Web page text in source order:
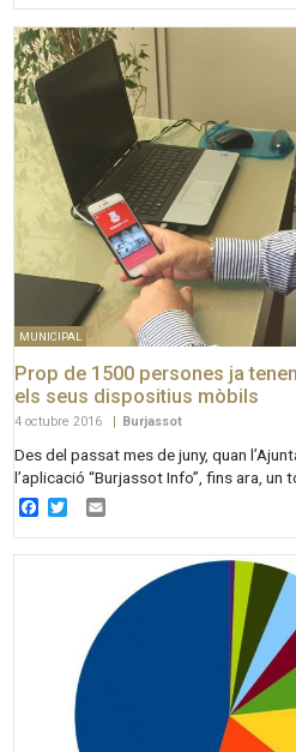
MUNICIPAL
Prop de 1500 persones ja
els seus dispositius mòbils
4 octubre 2016 | Burjassot
Des del passat mes de juny, quan
l’aplicació “Burjassot Info”, fins ara, un
Facebook
Twitter